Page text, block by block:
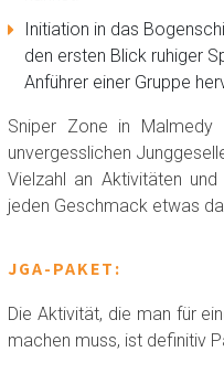
Initiation in das
den ersten Blick ruhiger
Anführer einer Gruppe
Sniper Zone in
unvergesslichen
Vielzahl an Aktivitäten
jeden Geschmack etwas
JGA-PAKET:
Die Aktivität, die man für
machen muss, ist definitiv